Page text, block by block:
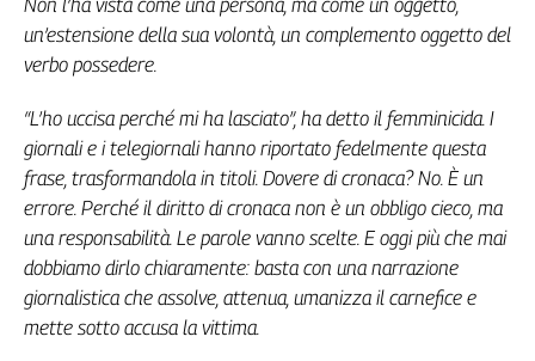
Collettiva
Girasoli
Il
Linea
Economica
Tech
It
Easy
Inserti
Idea
Non l’ha vista come una persona, ma come un oggetto,
un’estensione della sua volontà, un complemento oggetto del
verbo possedere.
“L’ho uccisa perché mi ha lasciato”, ha detto il femminicida. I
giornali e i telegiornali hanno riportato fedelmente questa
frase, trasformandola in titoli. Dovere di cronaca? No. È un
errore. Perché il diritto di cronaca non è un obbligo cieco, ma
una responsabilità. Le parole vanno scelte. E oggi più che mai
dobbiamo dirlo chiaramente: basta con una narrazione
giornalistica che assolve, attenua, umanizza il carnefice e
mette sotto accusa la vittima.